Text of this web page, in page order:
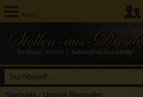
Menü
Startseite / Unsere Bestseller